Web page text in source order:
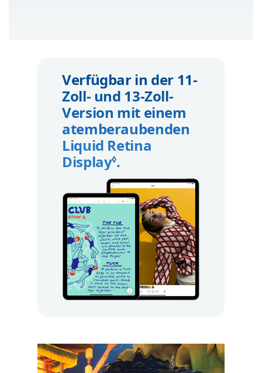
Verfügbar in der 11-
Zoll- und 13-Zoll-
Version mit einem
atemberaubenden
Liquid Retina
Display◊.